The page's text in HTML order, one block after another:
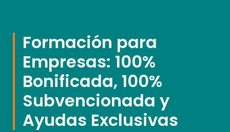
Formación para
Empresas: 100%
Bonificada, 100%
Subvencionada y
Ayudas Exclusivas